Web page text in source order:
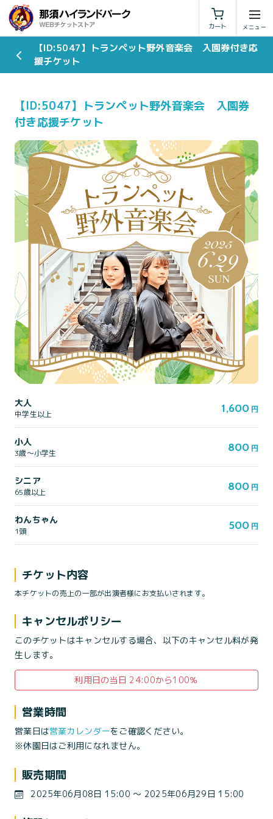
カート
利用規約 特定商取引法に基づく表示
【ID:5047】トランペット野外音楽会 入園券付き応
援チケット
【ID:5047】トランペット野外音楽会 入園券
付き応援チケット
大人
中学生以上 1,600 円
小人
3歳～小学生 800 円
シニア
65歳以上 800 円
わんちゃん
1頭 500 円
チケット内容
本チケットの売上の一部が出演者様にお支払いされます。
キャンセルポリシー
このチケットはキャンセルする場合、以下のキャンセル料が発
生します。
利用日の当日 24:00から100％
営業時間
営業日は営業カレンダーをご確認ください。
※休園日はご利用になれません。
販売期間
2025年06月08日 15:00 〜 2025年06月29日 15:00